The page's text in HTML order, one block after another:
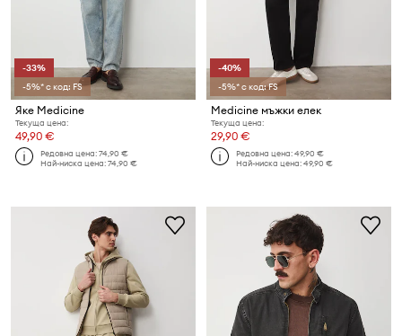
-33%
-5%* с код: FS
Яке Medicine
Текуща цена:
49,90 €
Редовна цена:74,90 €
Най-ниска цена:74,90 €
-40%
-5%* с код: FS
Medicine мъжки елек
Текуща цена:
29,90 €
Редовна цена:49,90 €
Най-ниска цена:49,90 €